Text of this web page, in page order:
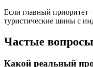
Если главный приоритет
туристические шины с
Частые вопросы
Какой реальный